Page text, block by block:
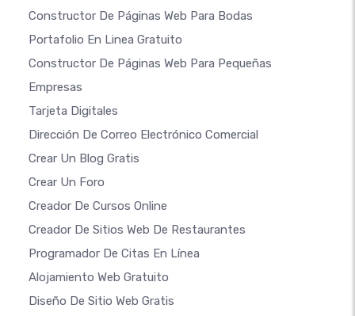
Constructor De Páginas Web Para Bodas
Portafolio En Linea Gratuito
Constructor De Páginas Web Para Pequeñas
Empresas
Tarjeta Digitales
Dirección De Correo Electrónico Comercial
Crear Un Blog Gratis
Crear Un Foro
Creador De Cursos Online
Creador De Sitios Web De Restaurantes
Programador De Citas En Línea
Alojamiento Web Gratuito
Diseño De Sitio Web Gratis